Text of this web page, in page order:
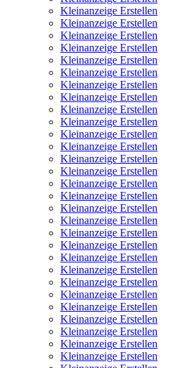
Kleinanzeige Erstellen
Kleinanzeige Erstellen
Kleinanzeige Erstellen
Kleinanzeige Erstellen
Kleinanzeige Erstellen
Kleinanzeige Erstellen
Kleinanzeige Erstellen
Kleinanzeige Erstellen
Kleinanzeige Erstellen
Kleinanzeige Erstellen
Kleinanzeige Erstellen
Kleinanzeige Erstellen
Kleinanzeige Erstellen
Kleinanzeige Erstellen
Kleinanzeige Erstellen
Kleinanzeige Erstellen
Kleinanzeige Erstellen
Kleinanzeige Erstellen
Kleinanzeige Erstellen
Kleinanzeige Erstellen
Kleinanzeige Erstellen
Kleinanzeige Erstellen
Kleinanzeige Erstellen
Kleinanzeige Erstellen
Kleinanzeige Erstellen
Kleinanzeige Erstellen
Kleinanzeige Erstellen
Kleinanzeige Erstellen
Kleinanzeige Erstellen